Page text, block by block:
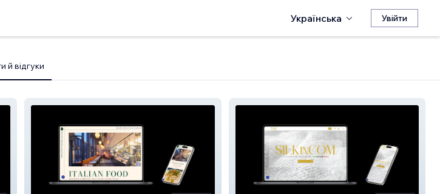
Українська Увійти
й відгуки
Bella Vita Restaurang & Pizzeria